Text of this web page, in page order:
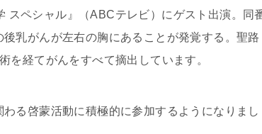
スペシャル』（ABCテレビ）にゲスト出演。同
乳がんが左右の胸にあることが発覚する。聖路
を経てがんをすべて摘出しています。
る啓蒙活動に積極的に参加するようになりまし